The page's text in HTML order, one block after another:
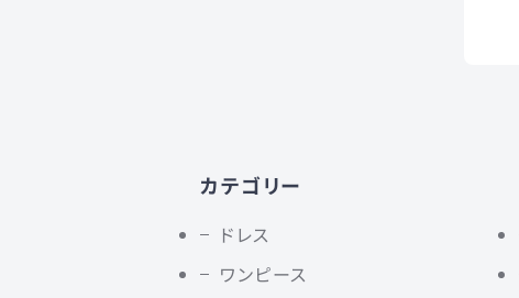
カテゴリー
ドレス
ワンピース